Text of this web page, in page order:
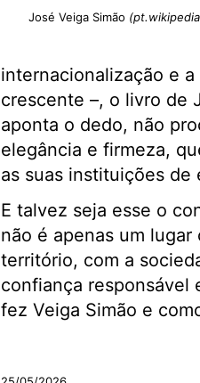
José Veiga Simão
internacionalização e
crescente –, o livro de
aponta o dedo, não
elegância e firmeza,
as suas instituições de
E talvez seja esse o
não é apenas um
território, com a
confiança responsável
fez Veiga Simão e